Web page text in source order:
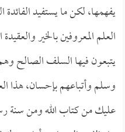
يفهمها، لكن ما يستفيد الفائدة
العلم المعروفين بالخير
يتبعون فيها السلف الصالح
وسلم وأتباعهم بإحسان، هذا
عليك من كتاب الله ومن سنة